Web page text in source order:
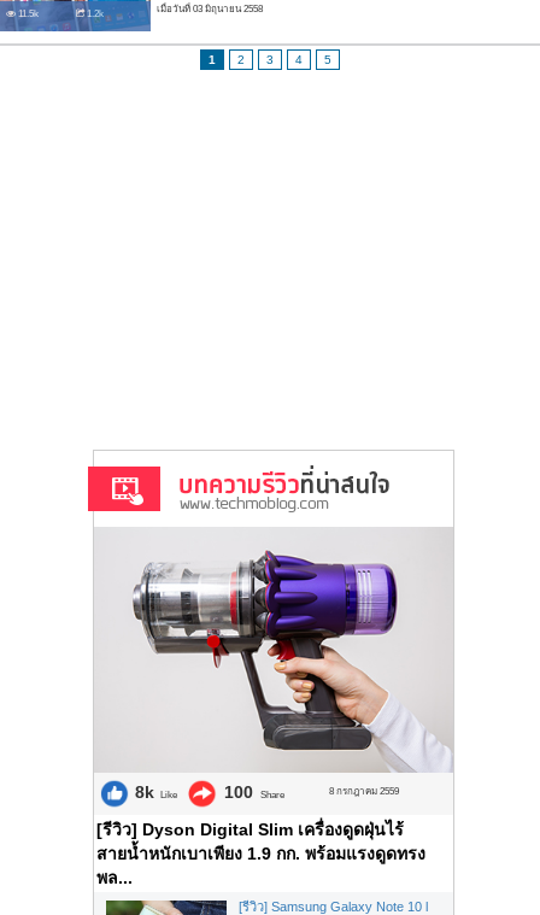
11.5k 1.2k เมื่อวันที่ 03 มิถุนายน 2558
1 2 3 4 5
8k Like 100 Share 8 กรกฎาคม 2559
[รีวิว] Dyson Digital Slim เครื่องดูดฝุ่นไร้
สายน้ำหนักเบาเพียง 1.9 กก. พร้อมแรงดูดทรง
พล...
[รีวิว] Samsung Galaxy Note 10 l